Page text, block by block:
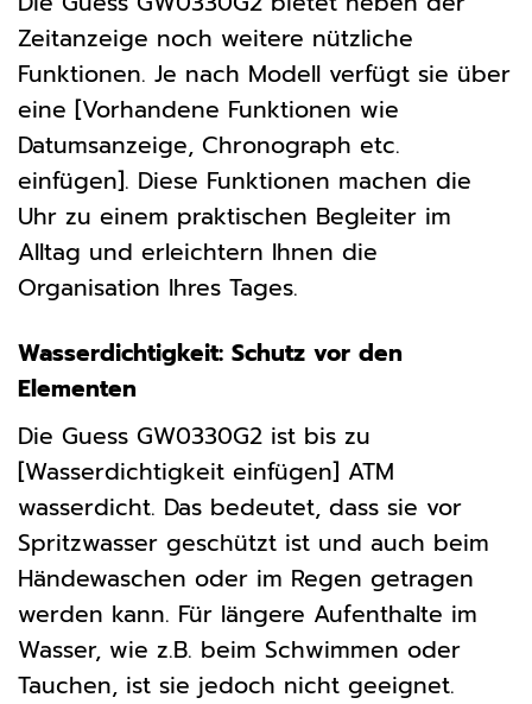
Zeitanzeige noch weitere nützliche
Funktionen. Je nach Modell verfügt sie über
eine [Vorhandene Funktionen wie
Datumsanzeige, Chronograph etc.
einfügen]. Diese Funktionen machen die
Uhr zu einem praktischen Begleiter im
Alltag und erleichtern Ihnen die
Organisation Ihres Tages.
Wasserdichtigkeit: Schutz vor den
Elementen
Die Guess GW0330G2 ist bis zu
[Wasserdichtigkeit einfügen] ATM
wasserdicht. Das bedeutet, dass sie vor
Spritzwasser geschützt ist und auch beim
Händewaschen oder im Regen getragen
werden kann. Für längere Aufenthalte im
Wasser, wie z.B. beim Schwimmen oder
Tauchen, ist sie jedoch nicht geeignet.